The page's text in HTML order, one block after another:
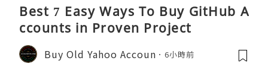
Best 7 Easy Ways To Buy GitHub A
ccounts in Proven Project
Buy Old Yahoo Accoun 6小時前